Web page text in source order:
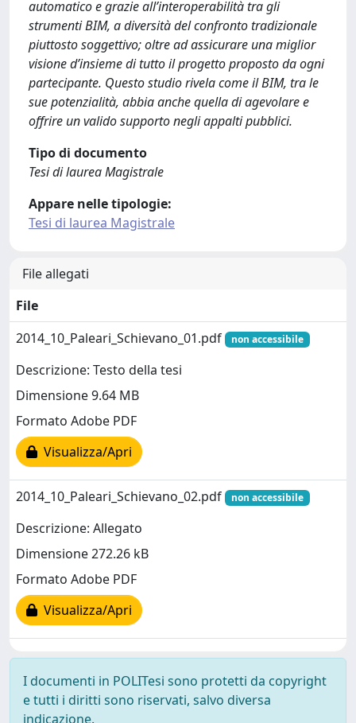
automatico e grazie all’interoperabilità tra gli
strumenti BIM, a diversità del confronto tradizionale
piuttosto soggettivo; oltre ad assicurare una miglior
visione d’insieme di tutto il progetto proposto da ogni
partecipante. Questo studio rivela come il BIM, tra le
sue potenzialità, abbia anche quella di agevolare e
offrire un valido supporto negli appalti pubblici.
Tipo di documento
Tesi di laurea Magistrale
Appare nelle tipologie:
Tesi di laurea Magistrale
File allegati
File
2014_10_Paleari_Schievano_01.pdf
non accessibile
Descrizione: Testo della tesi
Dimensione 9.64 MB
Formato Adobe PDF
Visualizza/Apri
2014_10_Paleari_Schievano_02.pdf non accessibile
Descrizione: Allegato
Dimensione 272.26 kB
Formato Adobe PDF
Visualizza/Apri
I documenti in POLITesi sono protetti da copyright
e tutti i diritti sono riservati, salvo diversa
indicazione.